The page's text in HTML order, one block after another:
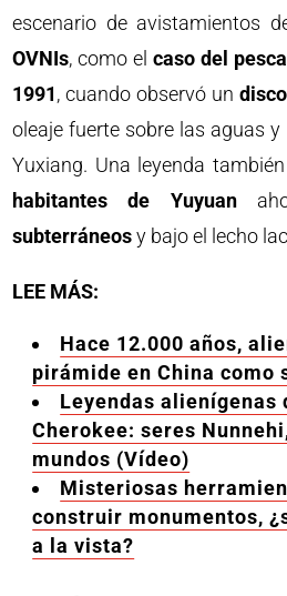
escenario de avistamientos
OVNIs, como elcaso del
1991, cuando observó un
oleaje fuerte sobre las aguas
Yuxiang. Una leyenda
habitantes de Yuyuan
subterráneosy bajo el lecho
LEE MÁS:
Hace 12.000 años,
pirámide en China
Leyendas alienígenas
Cherokee: seres
mundos (Vídeo)
Misteriosas
construir monumentos,
a la vista?